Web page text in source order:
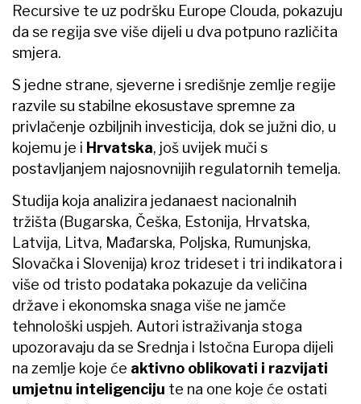
Recursive te uz podršku Europe Clouda, pokazuju
da se regija sve više dijeli u dva potpuno različita
smjera.
S jedne strane, sjeverne i središnje zemlje regije
razvile su stabilne ekosustave spremne za
privlačenje ozbiljnih investicija, dok se južni dio, u
kojemu je i Hrvatska, još uvijek muči s
postavljanjem najosnovnijih regulatornih temelja.
Studija koja analizira jedanaest nacionalnih
tržišta (Bugarska, Češka, Estonija, Hrvatska,
Latvija, Litva, Mađarska, Poljska, Rumunjska,
Slovačka i Slovenija) kroz trideset i tri indikatora i
više od tristo podataka pokazuje da veličina
države i ekonomska snaga više ne jamče
tehnološki uspjeh. Autori istraživanja stoga
upozoravaju da se Srednja i Istočna Europa dijeli
na zemlje koje će aktivno oblikovati i razvijati
umjetnu inteligenciju te na one koje će ostati